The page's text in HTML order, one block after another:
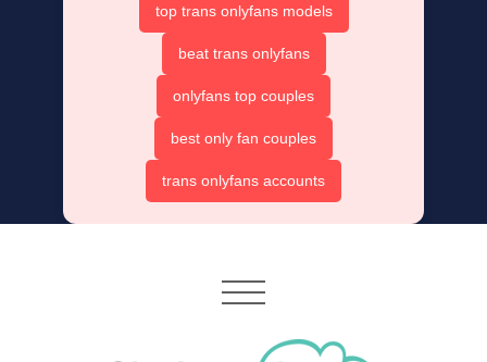
top trans onlyfans models
beat trans onlyfans
onlyfans top couples
best only fan couples
trans onlyfans accounts